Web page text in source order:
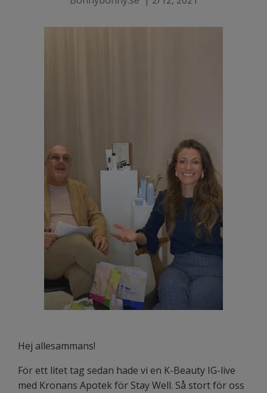
Hej allesammans!
För ett litet tag sedan hade vi en K-Beauty IG-live
med Kronans Apotek för Stay Well. Så stort för oss